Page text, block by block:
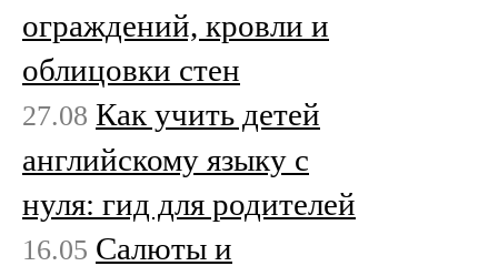
ограждений, кровли и
облицовки стен
27.08 Как учить детей
английскому языку с
нуля: гид для родителей
16.05 Салюты и